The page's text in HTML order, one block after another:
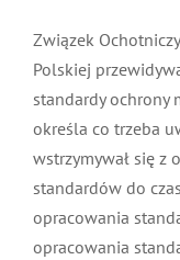
Związek
Polskiej
standardy ochrony
określa co trzeba
wstrzymywał się z
standardów do
opracowania
opracowania